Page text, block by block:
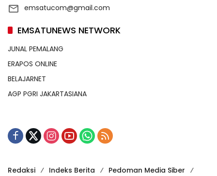
emsatucom@gmail.com
EMSATUNEWS NETWORK
JUNAL PEMALANG
ERAPOS ONLINE
BELAJARNET
AGP PGRI JAKARTASIANA
Redaksi Indeks Berita Pedoman Media Siber